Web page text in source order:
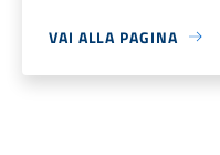
VAI ALLA PAGINA